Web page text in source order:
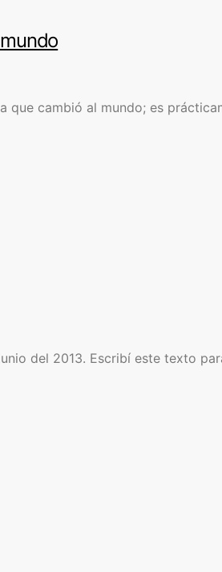
que cambió al mundo; es
del 2013. Escribí este texto